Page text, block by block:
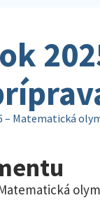
– Matematická